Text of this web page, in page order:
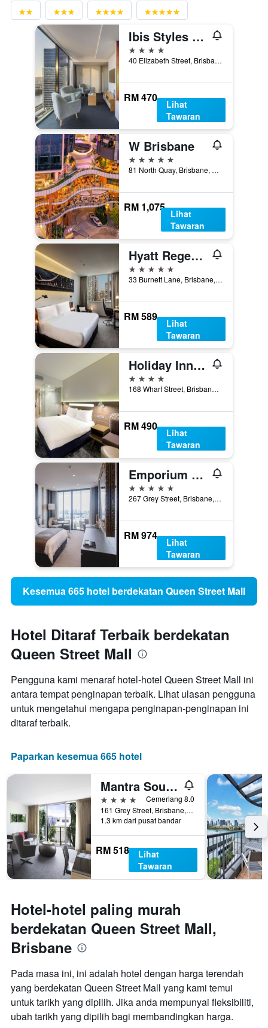
Ibis Styles Brisbane Elizabeth Street
4 bintang
40 Elizabeth Street, Brisbane, QLD, Australia
RM 470
Lihat
Tawaran
W Brisbane
5 bintang
81 North Quay, Brisbane, QLD, Australia
RM 1,075
Lihat
Tawaran
Hyatt Regency Brisbane
5 bintang
33 Burnett Lane, Brisbane, QLD, Australia
RM 589
Lihat
Tawaran
Holiday Inn Express Brisbane Central By IHG
4 bintang
168 Wharf Street, Brisbane, QLD, Australia
RM 490
Lihat
Tawaran
Emporium Hotel South Bank
5 bintang
267 Grey Street, Brisbane, QLD, Australia
RM 974
Lihat
Tawaran
Kesemua 665 hotel berdekatan Queen Street Mall
Hotel Ditaraf Terbaik berdekatan
Queen Street Mall
Pengguna kami menaraf hotel-hotel Queen Street Mall ini
antara tempat penginapan terbaik. Lihat ulasan pengguna
untuk mengetahui mengapa penginapan-penginapan ini
ditaraf terbaik.
Paparkan kesemua 665 hotel
Mantra South Bank Brisbane
4 bintang
Cemerlang 8.0
161 Grey Street, Brisbane, QLD, Australia
1.3 km dari pusat bandar
RM 518
Lihat
Tawaran
Hotel-hotel paling murah
berdekatan Queen Street Mall,
Brisbane
Pada masa ini, ini adalah hotel dengan harga terendah
yang berdekatan Queen Street Mall yang kami temui
untuk tarikh yang dipilih. Jika anda mempunyai fleksibiliti,
ubah tarikh yang dipilih bagi membandingkan harga.